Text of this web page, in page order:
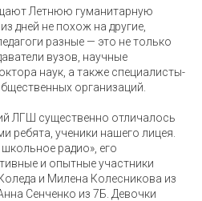
Летнюю гуманитарную
дней не похож на другие,
разные — это не только
вузов, научные
наук, а также специалисты-
организаций.
ЛГШ существенно отличалось
ребята, ученики нашего лицея.
радио», его
и опытные участники
и Милена Колесникова из
Сенченко из 7Б. Девочки